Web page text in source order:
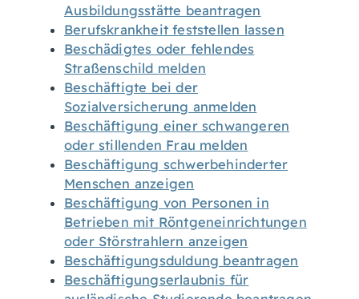
Ausbildungsstätte beantragen
Berufskrankheit feststellen lassen
Beschädigtes oder fehlendes
Straßenschild melden
Beschäftigte bei der
Sozialversicherung anmelden
Beschäftigung einer schwangeren
oder stillenden Frau melden
Beschäftigung schwerbehinderter
Menschen anzeigen
Beschäftigung von Personen in
Betrieben mit Röntgeneinrichtungen
oder Störstrahlern anzeigen
Beschäftigungsduldung beantragen
Beschäftigungserlaubnis für